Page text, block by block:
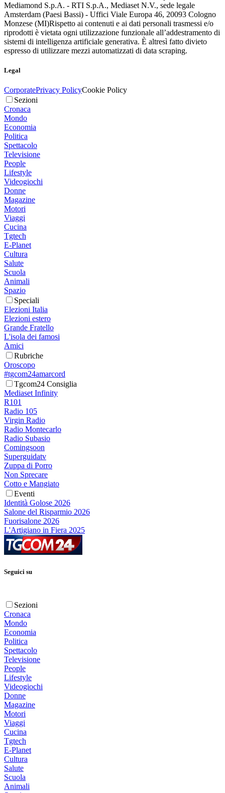
Mediamond S.p.A. - RTI S.p.A., Mediaset N.V., sede legale
Amsterdam (Paesi Bassi) - Uffici Viale Europa 46, 20093 Cologno
Monzese (MI)Rispetto ai contenuti e ai dati personali trasmessi e/o
riprodotti è vietata ogni utilizzazione funzionale all’addestramento di
sistemi di intelligenza artificiale generativa. È altresì fatto divieto
espresso di utilizzare mezzi automatizzati di data scraping.
Legal
CorporatePrivacy PolicyCookie Policy
Sezioni
Cronaca
Mondo
Economia
Politica
Spettacolo
Televisione
People
Lifestyle
Videogiochi
Donne
Magazine
Motori
Viaggi
Cucina
Tgtech
E-Planet
Cultura
Salute
Scuola
Animali
Spazio
Speciali
Elezioni Italia
Elezioni estero
Grande Fratello
L'isola dei famosi
Amici
Rubriche
Oroscopo
#tgcom24amarcord
Tgcom24 Consiglia
Mediaset Infinity
R101
Radio 105
Virgin Radio
Radio Montecarlo
Radio Subasio
Comingsoon
Superguidatv
Zuppa di Porro
Non Sprecare
Cotto e Mangiato
Eventi
Identità Golose 2026
Salone del Risparmio 2026
Fuorisalone 2026
L'Artigiano in Fiera 2025
Seguici su
Sezioni
Cronaca
Mondo
Economia
Politica
Spettacolo
Televisione
People
Lifestyle
Videogiochi
Donne
Magazine
Motori
Viaggi
Cucina
Tgtech
E-Planet
Cultura
Salute
Scuola
Animali